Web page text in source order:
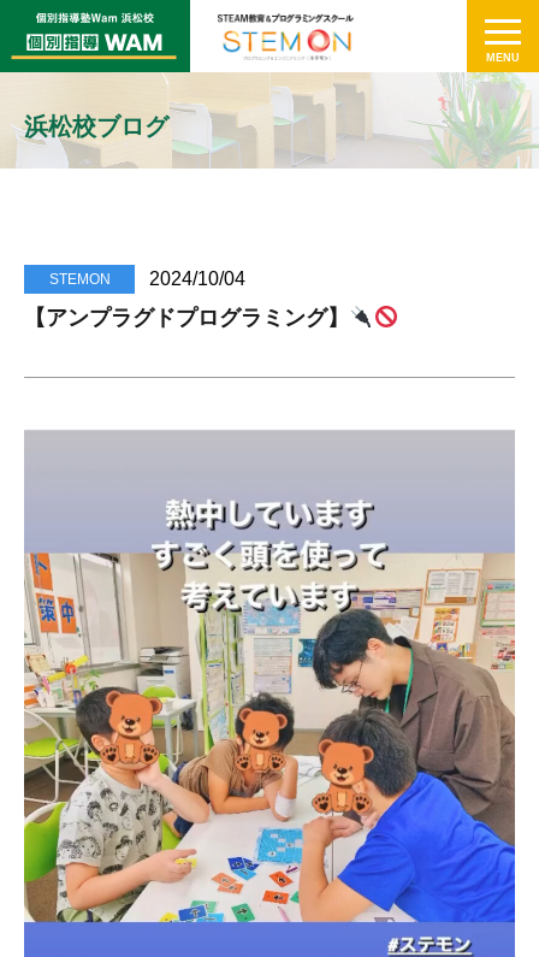
浜松校ブログ
STEMON 2024/10/04
【アンプラグドプログラミング】